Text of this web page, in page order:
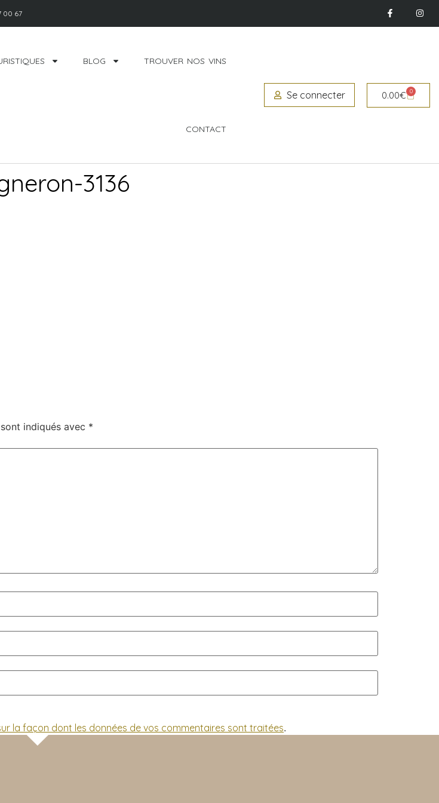
00 67
BLOG TROUVER NOS VINS
CONTACT
Se connecter 0.00€ 0
3136
indiqués avec *
la façon dont les données de vos commentaires sont traitées.